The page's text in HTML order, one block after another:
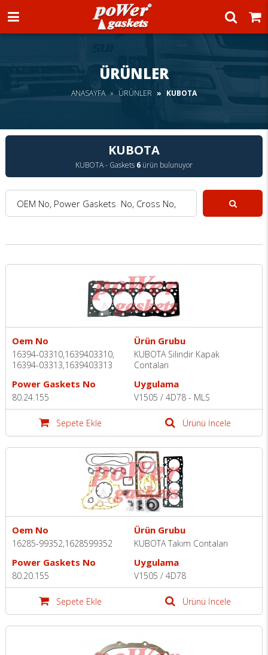
Power Gaskets
ÜRÜNLER
ANASAYFA ÜRÜNLER KUBOTA
KUBOTA
KUBOTA - Gaskets 6 ürün bulunuyor
OEM No, Power Gaskets No, Cross No, Model :
Oem No
16394-03310,1639403310,
16394-03313,1639403313
Ürün Grubu
KUBOTA Silindir Kapak
Contaları
Power Gaskets No
80.24.155
Uygulama
V1505 / 4D78 - MLS
Sepete Ekle Ürünü İncele
Oem No
16285-99352,1628599352
Ürün Grubu
KUBOTA Takım Contaları
Power Gaskets No
80.20.155
Uygulama
V1505 / 4D78
Sepete Ekle Ürünü İncele